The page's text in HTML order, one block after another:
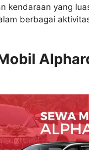
kendaraan yang
berbagai